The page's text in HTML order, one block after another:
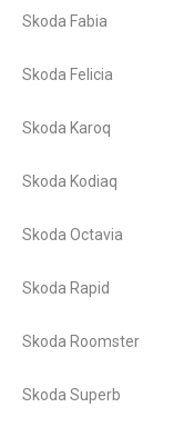
Skoda Fabia
Skoda Felicia
Skoda Karoq
Skoda Kodiaq
Skoda Octavia
Skoda Rapid
Skoda Roomster
Skoda Superb